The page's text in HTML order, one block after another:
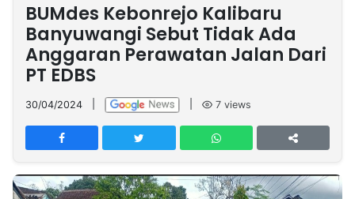
Nasional
International
Olahraga
Entertainment
Daerah
Pariwisata
Kuliner
Kolom
Network
PT
TREETAN
MULTIMEDIA
INDONESIA
BUMdes Kebonrejo Kalibaru
Banyuwangi Sebut Tidak Ada
Anggaran Perawatan Jalan Dari
PT EDBS
30/04/2024 7 views